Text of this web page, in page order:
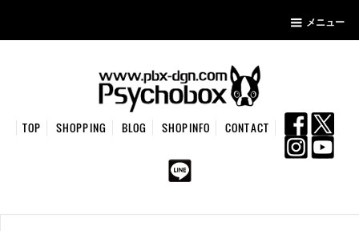
メニュー
TOP SHOPPING BLOG SHOPINFO CONTACT